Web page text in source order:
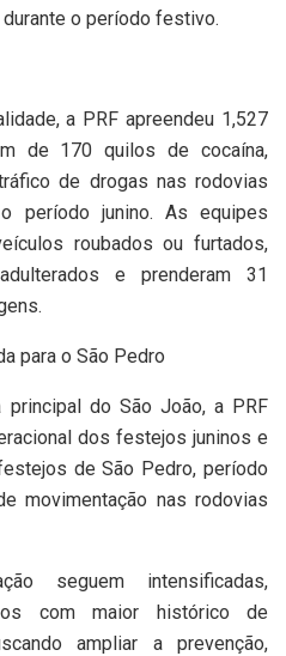
o período festivo.
a PRF apreendeu 1,527
de 170 quilos de cocaína,
de drogas nas rodovias
período junino. As equipes
roubados ou furtados,
e prenderam 31
para o São Pedro
principal do São João, a PRF
dos festejos juninos e
de São Pedro, período
movimentação nas rodovias
seguem intensificadas,
com maior histórico de
ampliar a prevenção,